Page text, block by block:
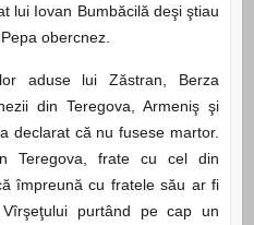
lui Iovan Bumbăcilă deşi ştiau
obercnez.
aduse lui Zăstran, Berza
din Teregova, Armeniş şi
declarat că nu fusese martor.
Teregova, frate cu cel din
împreună cu fratele său ar fi
purtând pe cap un